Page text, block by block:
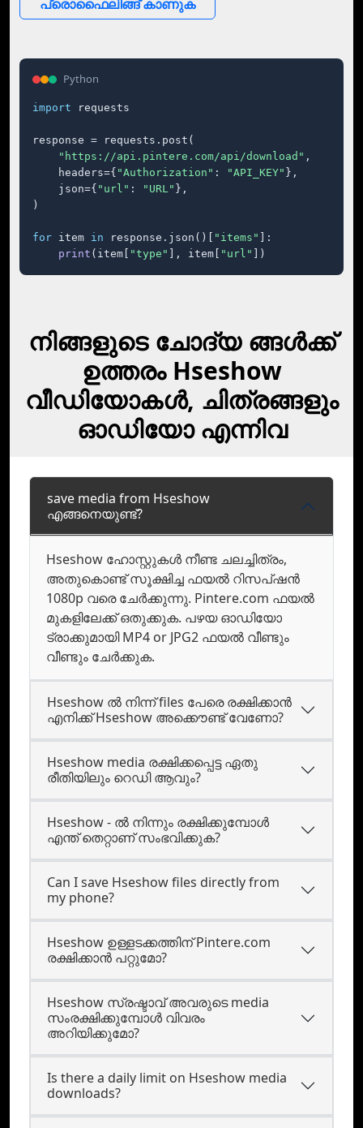
പ്രൊഫൈലിങ്ങ് കാണുക
Python
import requests
response = requests.post(
"https://api.pintere.com/api/download" ,
    headers={
"Authorization" : "API_KEY" },
    json={
"url" : "URL" },
)
for item in response.json()[ "items"
]:
print (item[ "type" ], item[ "url" ])
നിങ്ങളുടെ ചോദ്യ ങ്ങൾക്ക്
ഉത്തരം Hseshow
വീഡിയോകൾ, ചിത്രങ്ങളും
ഓഡിയോ എന്നിവ
save media from Hseshow
എങ്ങനെയുണ്ട്?
Hseshow ഹോസ്റ്റുകള്‍ നീണ്ട ചലച്ചിത്രം,
അതുകൊണ്ട് സൂക്ഷിച്ച ഫയല്‍ റിസപ്ഷന്‍
1080p വരെ ചേര്‍ക്കുന്നു. Pintere.com ഫയല്‍
മുകളിലേക്ക് ഒതുക്കുക. പഴയ ഓഡിയോ
ട്രാക്കുമായി MP4 or JPG2 ഫയല്‍ വീണ്ടും
വീണ്ടും ചേര്‍ക്കുക.
Hseshow ൽ നിന്ന് files പേരെ രക്ഷിക്കാൻ
എനിക്ക് Hseshow അക്കൌണ്ട് വേണോ?
Hseshow media രക്ഷിക്കപ്പെട്ട ഏതു
രീതിയിലും റെഡി ആവും?
Hseshow - ൽ നിന്നും രക്ഷിക്കുമ്പോൾ
എന്ത് തെറ്റാണ് സംഭവിക്കുക?
Can I save Hseshow files directly from
my phone?
Hseshow ഉള്ളടക്കത്തിന് Pintere.com
രക്ഷിക്കാന്‍ പറ്റുമോ?
Hseshow സ്രഷ്ടാവ് അവരുടെ media
സംരക്ഷിക്കുമ്പോൾ വിവരം
അറിയിക്കുമോ?
Is there a daily limit on Hseshow media
downloads?